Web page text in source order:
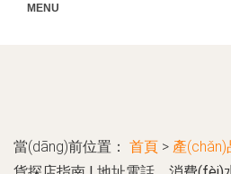
MENU
當(dāng)前位置： 首頁 > 產(chǎn)